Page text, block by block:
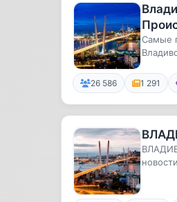
Самые
26 586 1 291